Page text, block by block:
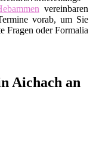
vereinbaren
vorab, um Sie
Fragen oder Formalia
Aichach an